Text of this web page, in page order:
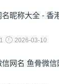
名昵称大全 - 香
2026-03-10
信网名 鱼骨微信